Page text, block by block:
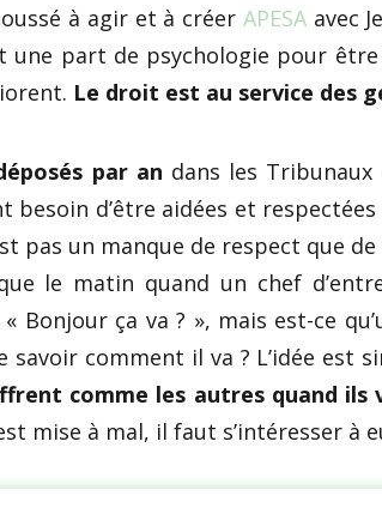
à agir et à créer APESAavec
une part de psychologie pour
Le droit est au service des
par an dans les
besoin d’être aidées et
pas un manque de respect que
le matin quand un chef
Bonjour ça va ? », mais est-ce
savoir comment il va ? L’idée est
comme les autres quand ils
mise à mal, il faut s’intéresser à